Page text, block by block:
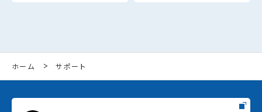
ホーム サポート